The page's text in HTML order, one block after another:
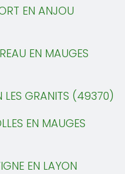
EN ANJOU
EN MAUGES
GRANITS (49370)
EN MAUGES
EN LAYON